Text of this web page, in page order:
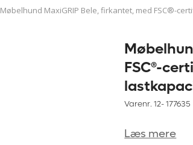
Møbelhund MaxiGRIP Bele, firkantet, med FSC®-
FSC®-
Varenr. 12-177635
Læs mere